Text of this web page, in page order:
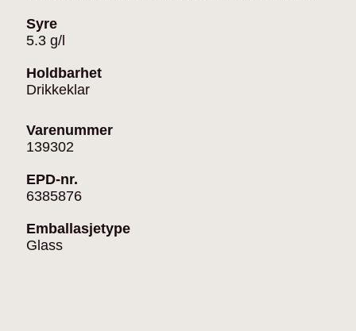
Syre
5.3 g/l
Holdbarhet
Drikkeklar
Varenummer
139302
EPD-nr.
6385876
Emballasjetype
Glass